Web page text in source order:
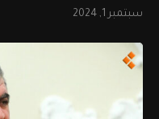
سبتمبر 1, 2024